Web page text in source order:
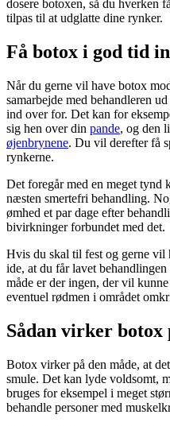
dosere botoxen, så du hverken
tilpas til at udglatte dine rynker.
Få botox i god tid
Når du gerne vil have botox
samarbejde med behandleren
ind over for. Det kan for
sig hen over din pande, og den
øjenbrynene. Du vil derefter få
rynkerne.
Det foregår med en meget tynd
næsten smertefri behandling.
ømhed et par dage efter
bivirkninger forbundet med det.
Hvis du skal til fest og gerne vil
ide, at du får lavet
måde er der ingen, der vil
eventuel rødmen i området
Sådan virker botox
Botox virker på den måde, at
smule. Det kan lyde voldsomt,
bruges for eksempel i meget
behandle personer med